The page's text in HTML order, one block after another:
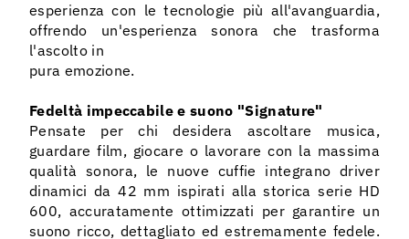
esperienza con le tecnologie più all'avanguardia,
offrendo un'esperienza sonora che trasforma
l'ascolto in
pura emozione.
Fedeltà impeccabile e suono "Signature"
Pensate per chi desidera ascoltare musica,
guardare film, giocare o lavorare con la massima
qualità sonora, le nuove cuffie integrano driver
dinamici da 42 mm ispirati alla storica serie HD
600, accuratamente ottimizzati per garantire un
suono ricco, dettagliato ed estremamente fedele.